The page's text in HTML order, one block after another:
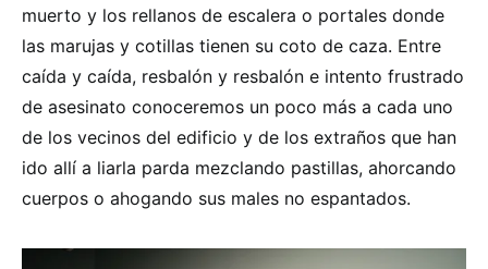
muerto y los rellanos de escalera o portales donde
las marujas y cotillas tienen su coto de caza. Entre
caída y caída, resbalón y resbalón e intento frustrado
de asesinato conoceremos un poco más a cada uno
de los vecinos del edificio y de los extraños que han
ido allí a liarla parda mezclando pastillas, ahorcando
cuerpos o ahogando sus males no espantados.